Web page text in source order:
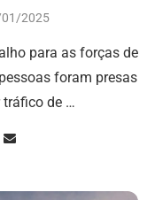
2025
para as forças de
foram presas
tráfico de …